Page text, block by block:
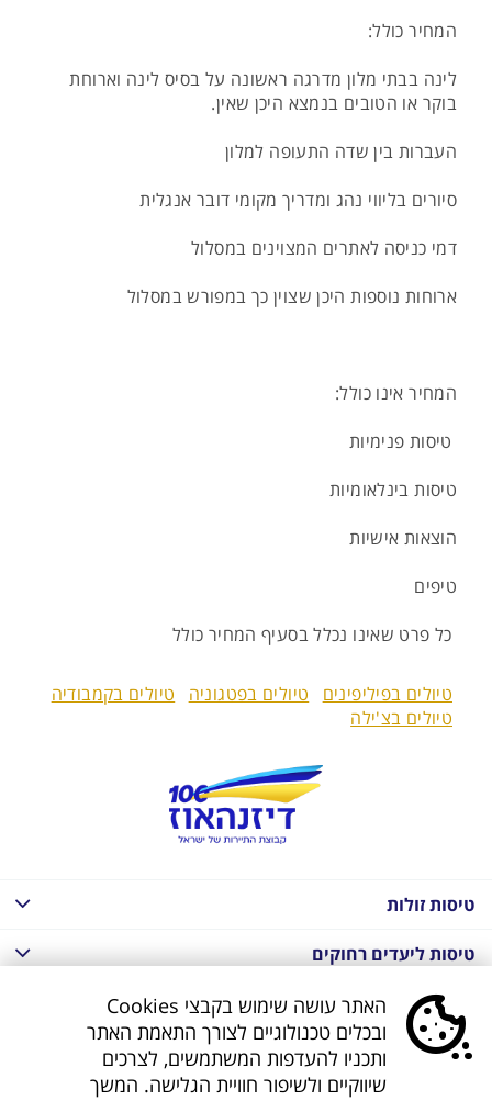
המחיר כולל:
לינה בבתי מלון מדרגה ראשונה על בסיס לינה וארוחת
בוקר או הטובים בנמצא היכן שאין.
העברות בין שדה התעופה למלון
סיורים בליווי נהג ומדריך מקומי דובר אנגלית
דמי כניסה לאתרים המצוינים במסלול
ארוחות נוספות היכן שצוין כך במפורש במסלול
המחיר אינו כולל:
טיסות פנימיות
טיסות בינלאומיות
הוצאות אישיות
טיפים
כל פרט שאינו נכלל בסעיף המחיר כולל
טיולים בפיליפינים טיולים בפטגוניה
טיולים בקמבודיה
טיולים בצ'ילה
טיסות זולות
טיסות ליעדים רחוקים
חבילות נופש בחו"ל
חבילות נופש בחו"ל
האתר עושה שימוש בקבצי Cookies
ובכלים טכנולוגיים לצורך התאמת האתר
ותכניו להעדפות המשתמשים, לצרכים
שיווקיים ולשיפור חוויית הגלישה. המשך